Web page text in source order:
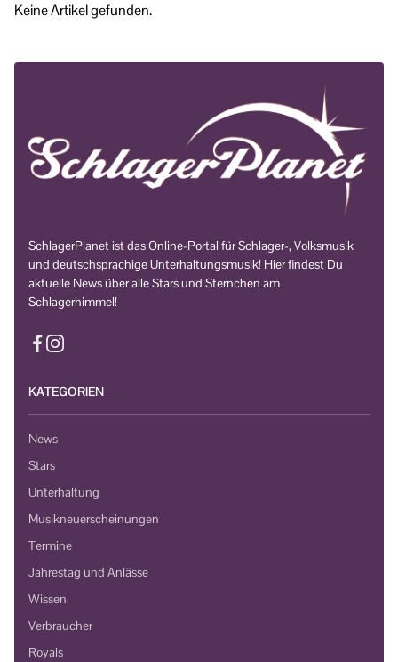
Keine Artikel gefunden.
SchlagerPlanet ist das Online-Portal für Schlager-, Volksmusik
und deutschsprachige Unterhaltungsmusik! Hier findest Du
aktuelle News über alle Stars und Sternchen am
Schlagerhimmel!
KATEGORIEN
News
Stars
Unterhaltung
Musikneuerscheinungen
Termine
Jahrestag und Anlässe
Wissen
Verbraucher
Royals